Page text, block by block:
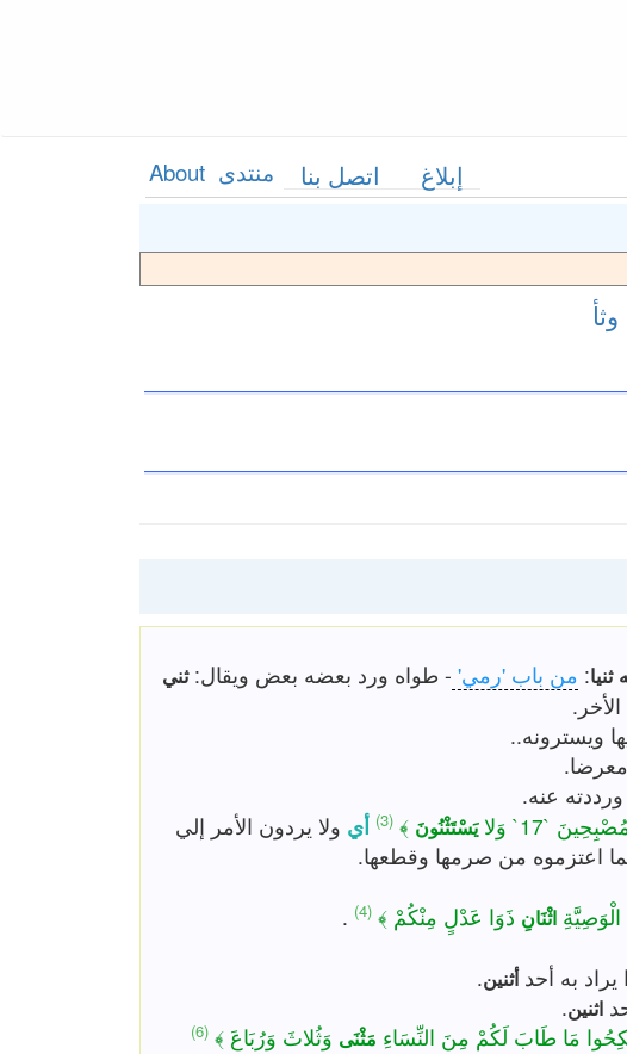
About منتدى اتصل بنا إبلاغ
وثأ
ثنيا: من باب 'رمي' - طواه ورد بعضه بعض ويقال:ثني
ويسترونه..
معرضا.
عنه.
`17` وَلا يَسْتَثْنُونَ ﴾ (3) أي ولا يردون الأمر إلي
اعتزموه من صرمها وقطعها.
اثْنَانِ ذَوَا عَدْلٍ مِنْكُمْ ﴾ (4)
.
به أحدأثنين.
اثنين.
مَا طَابَ لَكُمْ مِنَ النِّسَاءِ مَثْنَى وَثُلاثَ وَرُبَاعَ ﴾ (6)